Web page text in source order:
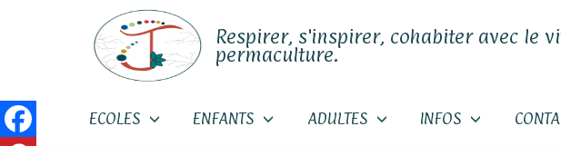
Respirer, s'inspirer, cohabiter avec le
permaculture.
ECOLES ENFANTS ADULTES INFOS